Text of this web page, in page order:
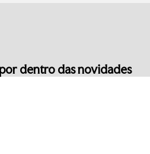
dentro das novidades